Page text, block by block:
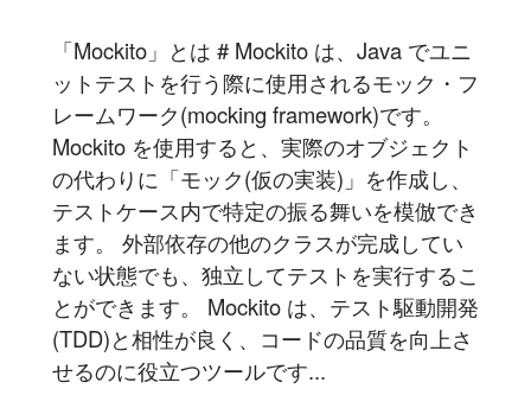
「Mockito」とは # Mockito は、Java でユニ
ットテストを行う際に使用されるモック・フ
レームワーク(mocking framework)です。
Mockito を使用すると、実際のオブジェクト
の代わりに「モック(仮の実装)」を作成し、
テストケース内で特定の振る舞いを模倣でき
ます。 外部依存の他のクラスが完成してい
ない状態でも、独立してテストを実行するこ
とができます。 Mockito は、テスト駆動開発
(TDD)と相性が良く、コードの品質を向上さ
せるのに役立つツールです...